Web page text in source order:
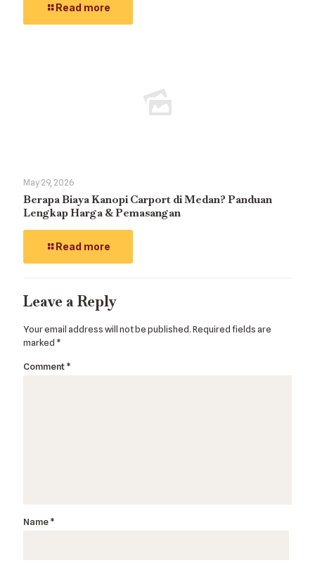
Read more
May 29, 2026
Berapa Biaya Kanopi Carport di Medan? Panduan
Lengkap Harga & Pemasangan
Read more
Leave a Reply
Your email address will not be published.Required fields are
marked *
Comment*
Name*